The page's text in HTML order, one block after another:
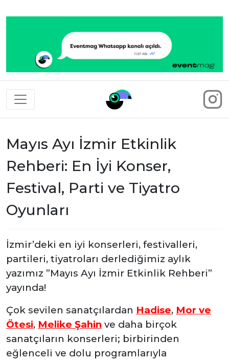
Eventmag
Mayıs Ayı İzmir Etkinlik
Rehberi: En İyi Konser,
Festival, Parti ve Tiyatro
Oyunları
İzmir’deki en iyi konserleri, festivalleri,
partileri, tiyatroları derlediğimiz aylık
yazımız ”Mayıs Ayı İzmir Etkinlik Rehberi”
yayında!
Çok sevilen sanatçılardan Hadise, Mor ve
Ötesi, Melike Şahin ve daha birçok
sanatçıların konserleri; birbirinden
eğlenceli ve dolu programlarıyla